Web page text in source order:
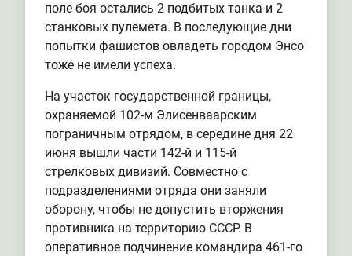
поле боя остались 2 подбитых танка и 2
станковых пулемета. В последующие дни
попытки фашистов овладеть городом Энсо
тоже не имели успеха.
На участок государственной границы,
охраняемой 102-м Элисенваарским
пограничным отрядом, в середине дня 22
июня вышли части 142-й и 115-й
стрелковых дивизий. Совместно с
подразделениями отряда они заняли
оборону, чтобы не допустить вторжения
противника на территорию СССР. В
оперативное подчинение командира 461-го